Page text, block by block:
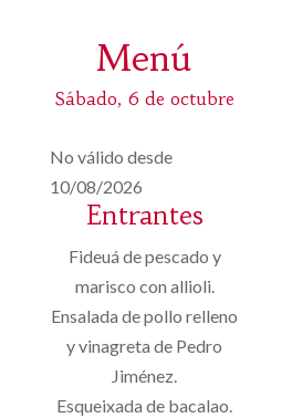
Menú
Sábado, 6 de octubre
No válido desde
10/08/2026
Entrantes
Fideuá de pescado y
marisco con allioli.
Ensalada de pollo relleno
y vinagreta de Pedro
Jiménez.
Esqueixada de bacalao.